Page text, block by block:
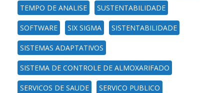
TEMPO DE ANALISE SUSTENTABILIDADE
SOFTWARE SIX SIGMA SISTENTABILIDADE
SISTEMAS ADAPTATIVOS
SISTEMA DE CONTROLE DE ALMOXARIFADO
SERVICOS DE SAUDE SERVICO PUBLICO